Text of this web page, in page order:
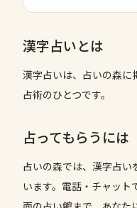
漢字占いとは
漢字占いは、占いの森に
占術のひとつです。
占ってもらうには
占いの森では、 漢字占い
います。電話・チャット